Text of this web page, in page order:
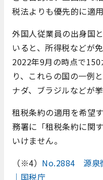
税法よりも優先的に適用
外国人従業員の出身国
いると、所得税などが
2022年9月の時点で
り、これらの国の一例
ナダ、ブラジルなどが
租税条約の適用を希望
務署に「租税条約に関
いけません。
（※4） No.2884 源泉
｜国税庁